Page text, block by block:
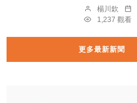
楊川欽
1,237 觀看
更多最新新聞